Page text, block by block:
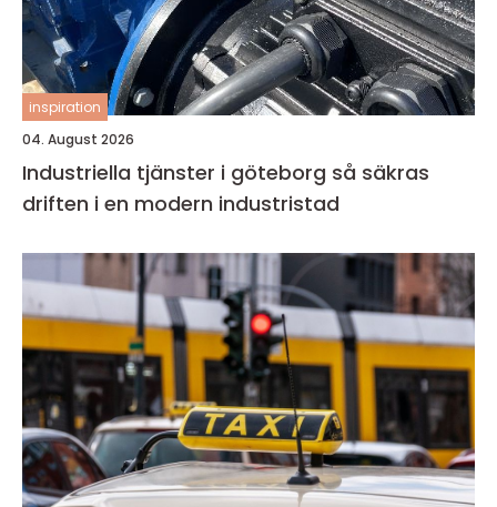
inspiration
04. August 2026
Industriella tjänster i göteborg så säkras
driften i en modern industristad